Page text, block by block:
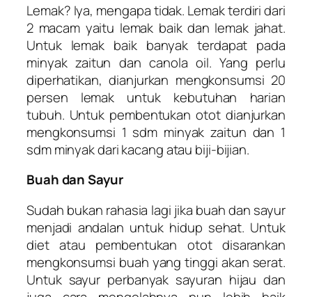
Lemak? Iya, mengapa tidak. Lemak terdiri dari
2 macam yaitu lemak baik dan lemak jahat.
Untuk lemak baik banyak terdapat pada
minyak zaitun dan canola oil. Yang perlu
diperhatikan, dianjurkan mengkonsumsi 20
persen lemak untuk kebutuhan harian
tubuh. Untuk pembentukan otot dianjurkan
mengkonsumsi 1 sdm minyak zaitun dan 1
sdm minyak dari kacang atau biji-bijian.
Buah dan Sayur
Sudah bukan rahasia lagi jika buah dan sayur
menjadi andalan untuk hidup sehat. Untuk
diet atau pembentukan otot disarankan
mengkonsumsi buah yang tinggi akan serat.
Untuk sayur perbanyak sayuran hijau dan